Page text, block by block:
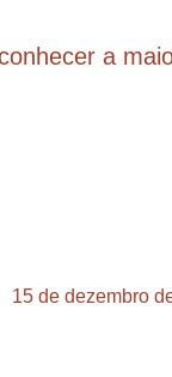
a
15 de dezembro